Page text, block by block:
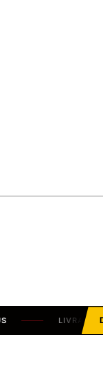
LIVRAISON